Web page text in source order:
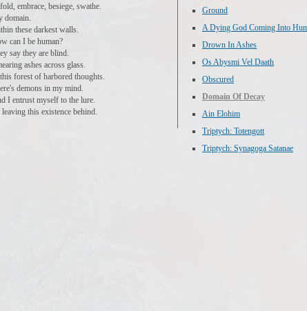
embrace, besiege, swathe.
domain.
these darkest walls.
can I be human?
say they are blind.
ashes across glass.
forest of harbored thoughts.
demons in my mind.
I entrust myself to the lure.
this existence behind.
Ground
A Dying God Coming Into
Drown In Ashes
Os Abysmi Vel Daath
Obscured
Domain Of Decay
Ain Elohim
Triptych: Totengott
Triptych: Synagoga Satanae